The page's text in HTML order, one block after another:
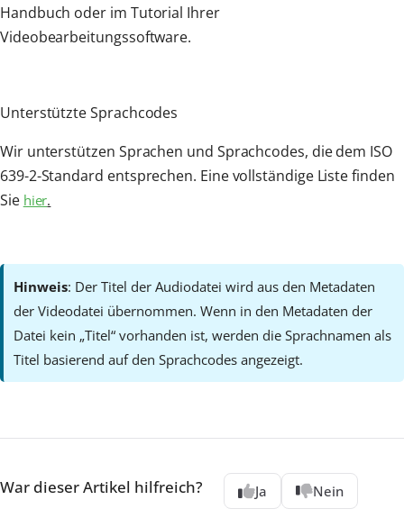
Handbuch oder im Tutorial Ihrer
Videobearbeitungssoftware.
Unterstützte Sprachcodes
Wir unterstützen Sprachen und Sprachcodes, die dem ISO
639-2-Standard entsprechen. Eine vollständige Liste finden
Sie hier.
Hinweis: Der Titel der Audiodatei wird aus den Metadaten
der Videodatei übernommen. Wenn in den Metadaten der
Datei kein „Titel“ vorhanden ist, werden die Sprachnamen als
Titel basierend auf den Sprachcodes angezeigt.
War dieser Artikel hilfreich? Ja Nein